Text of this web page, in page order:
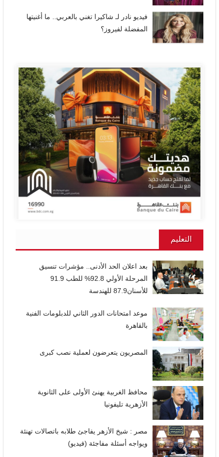
فيديو نادر لـ شاكيرا تغني بالعربي.. ما أغنيتها
المفضلة لفيروز؟
التعليم
بعد اعلان الحد الأدنى.. مؤشرات تنسيق
المرحلة الأولي 92.8% للطب 91.9
للأسنان87.9 للهندسة
موعد امتحانات الدور الثاني للدبلومات الفنية
بالقاهرة
المصريون يتعرضون لعملية نصب كبرى
محافظ الغربية يهنئ الأولى على الثانوية
الأزهرية تليفونيا
مصر : شيخ الأزهر يفاجئ طلابه باتصالات تهنئة
ويواجه أسئلة مفاجئة (فيديو)